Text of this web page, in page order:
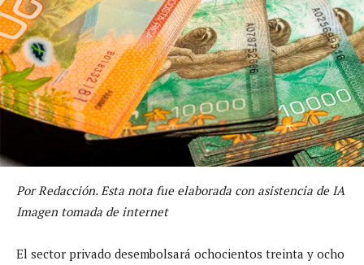
Por Redacción. Esta nota fue elaborada con asistencia de IA
Imagen tomada de internet
El sector privado desembolsará ochocientos treinta y ocho